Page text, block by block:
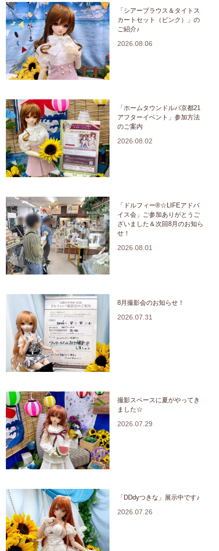
「シアーブラウス＆タイトス
カートセット（ピンク）」の
ご紹介♪
2026.08.06
「ホームタウンドルパ京都21
アフターイベント」参加方法
のご案内
2026.08.02
「ドルフィー®☆LIFEアドバ
イス会」ご参加ありがとうご
ざいました＆次回8月のお知ら
せ！
2026.08.01
8月撮影会のお知らせ！
2026.07.31
撮影スペースに夏がやってき
ました☆
2026.07.29
「DDdyつきな」展示中です♪
2026.07.26